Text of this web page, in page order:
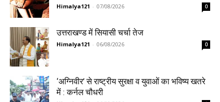
Himalya121 - 07/08/2026 0
उत्तराखण्ड में सियासी चर्चा तेज
Himalya121 - 06/08/2026 0
‘अग्निवीर’ से राष्ट्रीय सुरक्षा व युवाओं का भविष्य खतरे
में : कर्नल चौधरी